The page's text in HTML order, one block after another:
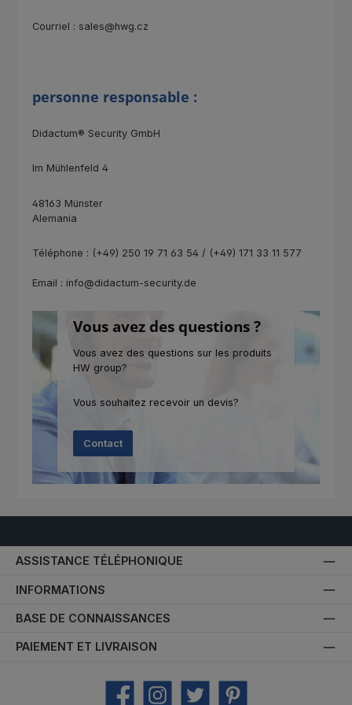
Courriel : sales@hwg.cz
personne responsable :
Didactum® Security GmbH
Im Mühlenfeld 4
48163 Münster
Alemania
Téléphone : (+49) 250 19 71 63 54 / (+49) 171 33 11 577
Email : info@didactum-security.de
Vous avez des questions ?
Vous avez des questions sur les produits
HW group?
Vous souhaitez recevoir un devis?
Contact
ASSISTANCE TÉLÉPHONIQUE
INFORMATIONS
BASE DE CONNAISSANCES
PAIEMENT ET LIVRAISON
Facebook Instagram Twitter Pinterest